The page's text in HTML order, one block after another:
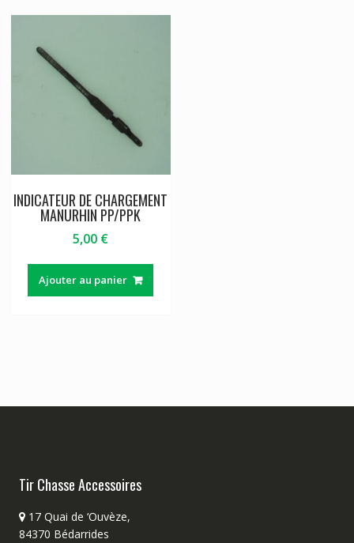
INDICATEUR DE CHARGEMENT
MANURHIN PP/PPK
5,00 €
Ajouter au panier
Tir Chasse Accessoires
17 Quai de ‘Ouvèze,
84370 Bédarrides